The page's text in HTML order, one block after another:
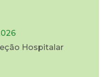
Hospitalar